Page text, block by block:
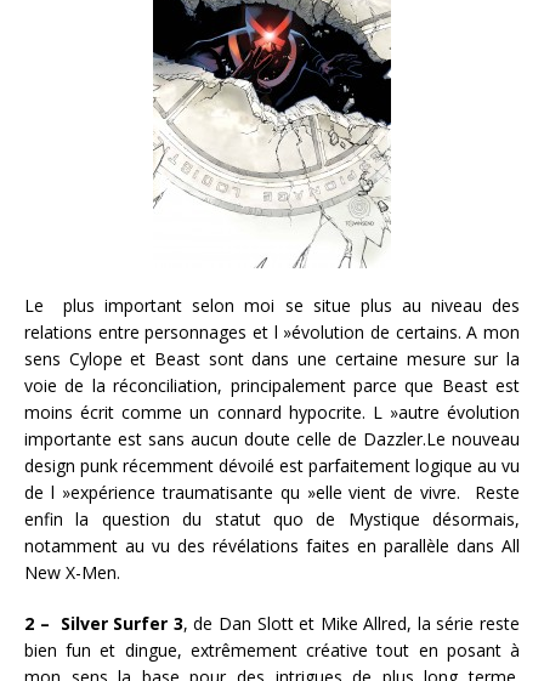
Le plus important selon moi se situe plus au niveau des
relations entre personnages et l »évolution de certains. A mon
sens Cylope et Beast sont dans une certaine mesure sur la
voie de la réconciliation, principalement parce que Beast est
moins écrit comme un connard hypocrite. L »autre évolution
importante est sans aucun doute celle de Dazzler.Le nouveau
design punk récemment dévoilé est parfaitement logique au vu
de l »expérience traumatisante qu »elle vient de vivre. Reste
enfin la question du statut quo de Mystique désormais,
notamment au vu des révélations faites en parallèle dans All
New X-Men.
2 – Silver Surfer 3, de Dan Slott et Mike Allred, la série reste
bien fun et dingue, extrêmement créative tout en posant à